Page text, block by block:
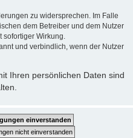
zu widersprechen. Im Falle
dem Betreiber und dem Nutzer
sofortiger Wirkung.
und verbindlich, wenn der Nutzer
Ihren persönlichen Daten sind